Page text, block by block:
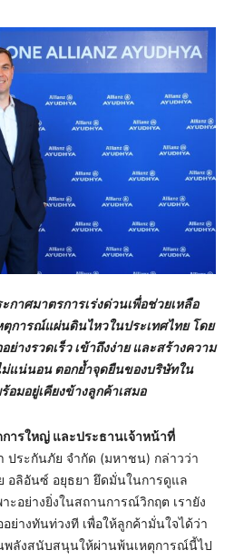
าศมาตรการเร่งด่วนเพื่อช่วยเหลือ
ตุการณ์แผ่นดินไหวในประเทศไทย โดย
างรวดเร็ว เข้าถึงง่าย และสร้างความ
ม่แน่นอน ตอกย้ำจุดยืนของบริษัทใน
มอยู่เคียงข้างลูกค้าเสมอ
ารใหญ่ และประธานเจ้าหน้าที่
ประกันภัย จำกัด (มหาชน) กล่าวว่า
อลิอันซ์ อยุธยา ยึดมั่นในการดูแล
ะอย่างยิ่งในสถานการณ์วิกฤต เรายัง
ย่างทันท่วงที เพื่อให้ลูกค้ามั่นใจได้ว่า
นพลังสนับสนุนให้ผ่านพ้นเหตุการณ์นี้ไป